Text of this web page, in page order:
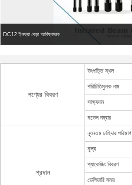
DC12 ইনফ্রা বেড়া আবিষ্কারক
পণ্যের বিবরণ
উৎপত্তি স্থল
পরিচিতিমুলক নাম
সাক্ষ্যদান
মডেল নম্বার
প্রদান
ন্যূনতম চাহিদার পরিমাণ
মূল্য
প্যাকেজিং বিবরণ
ডেলিভারি সময়